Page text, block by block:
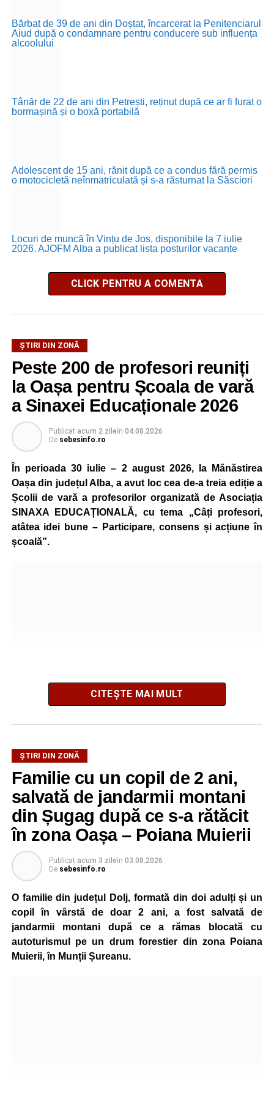
Bărbat de 39 de ani din Doștat, încarcerat la Penitenciarul
Aiud după o condamnare pentru conducere sub influența
alcoolului
Tânăr de 22 de ani din Petrești, reținut după ce ar fi furat o
bormașină și o boxă portabilă
Adolescent de 15 ani, rănit după ce a condus fără permis
o motocicletă neînmatriculată și s-a răsturnat la Săsciori
Locuri de muncă în Vințu de Jos, disponibile la 7 iulie
2026. AJOFM Alba a publicat lista posturilor vacante
CLICK PENTRU A COMENTA
ȘTIRI DIN ZONĂ
Peste 200 de profesori reuniți
la Oașa pentru Școala de vară
a Sinaxei Educaționale 2026
Publicat acum 2 zileîn 04.08.2026
De sebesinfo.ro
În perioada 30 iulie – 2 august 2026, la Mănăstirea
Oașa din județul Alba, a avut loc cea de-a treia ediție a
Școlii de vară a profesorilor organizată de Asociația
SINAXA EDUCAȚIONALĂ, cu tema „Câți profesori,
atâtea idei bune – Participare, consens și acțiune în
școală”.
La ediția din acest an au participat peste 200 de cadre
didactice din întreaga țară. Printre participanți s-au aflat
profesori debutanți, profesori cu experiență, inspectori
școlari, directori de școli, consilieri școlari, educatori și
învățători, reprezentând aproape toate disciplinele din
sistemul de învățământ.
Participare, consens și asumare în școală
Tema ediției din acest an a pornit de la convingerea că
importante resurse: experiența profesorilor. Provocarea nu
este lipsa ideilor, ci identificarea unor contexte în care
acestea să poată fi ascultate, validate și transformate în
proiecte comune.
CITEȘTE MAI MULT
ȘTIRI DIN ZONĂ
Familie cu un copil de 2 ani,
salvată de jandarmii montani
din Șugag după ce s-a rătăcit
în zona Oașa – Poiana Muierii
Publicat acum 3 zileîn 03.08.2026
De sebesinfo.ro
O familie din județul Dolj, formată din doi adulți și un
copil în vârstă de doar 2 ani, a fost salvată de
jandarmii montani după ce a rămas blocată cu
autoturismul pe un drum forestier din zona Poiana
Muierii, în Munții Șureanu.